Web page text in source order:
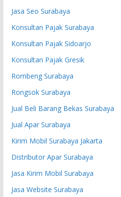
Jasa Seo Surabaya
Konsultan Pajak Surabaya
Konsultan Pajak Sidoarjo
Konsultan Pajak Gresik
Rombeng Surabaya
Rongsok Surabaya
Jual Beli Barang Bekas Surabaya
Jual Apar Surabaya
Kirim Mobil Surabaya Jakarta
Distributor Apar Surabaya
Jasa Kirim Mobil Surabaya
Jasa Website Surabaya